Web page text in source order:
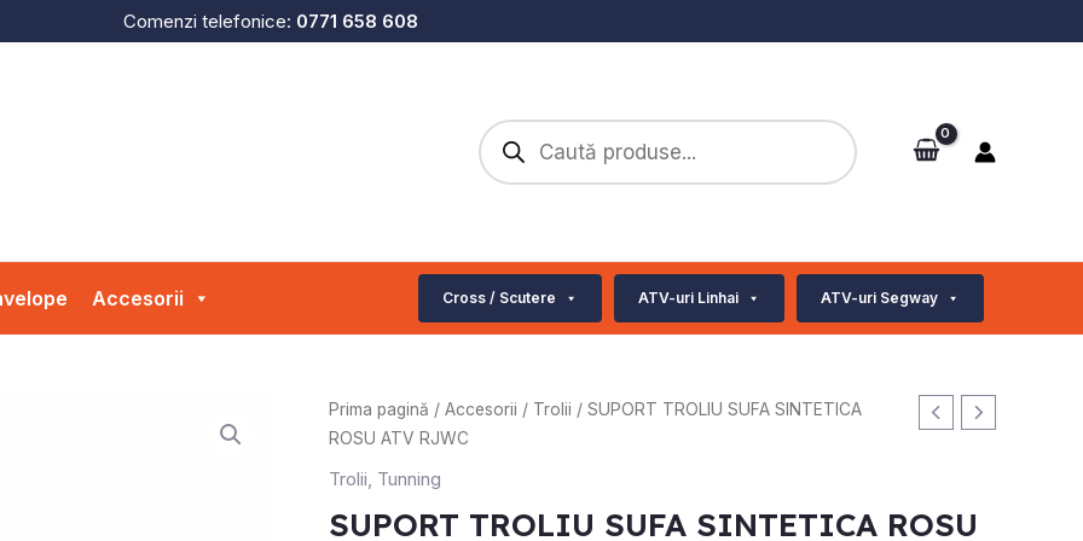
Comenzi telefonice: 0771 658 608
Products
search
Accesorii Cross / Scutere ATV-uri Linhai ATV-uri Segway
Prima pagină / Accesorii / Trolii / SUPORT TROLIU SUFA SINTETICA
ROSU ATV RJWC
Trolii, Tunning
SUPORT TROLIU SUFA SINTETICA ROSU